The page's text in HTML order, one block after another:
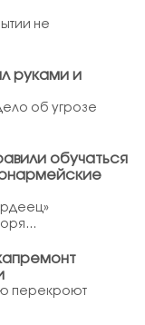
не
руками и
об угрозе
обучаться
перекроют